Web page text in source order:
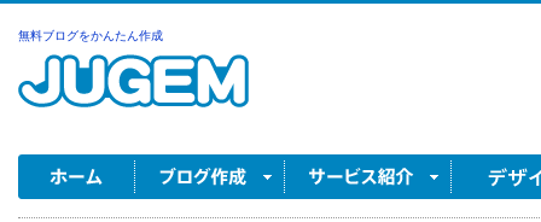
無料ブログをかんたん作成